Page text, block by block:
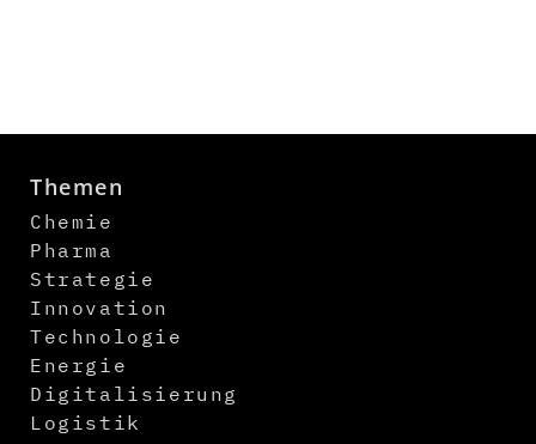
Themen
Chemie
Pharma
Strategie
Innovation
Technologie
Energie
Digitalisierung
Logistik